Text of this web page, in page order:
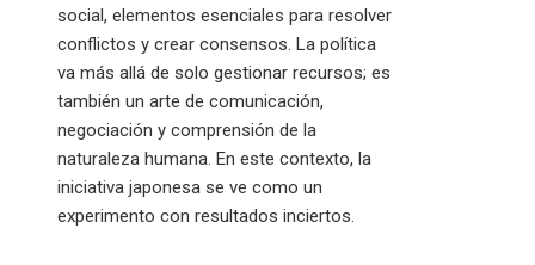
social, elementos esenciales para resolver
conflictos y crear consensos. La política
va más allá de solo gestionar recursos; es
también un arte de comunicación,
negociación y comprensión de la
naturaleza humana. En este contexto, la
iniciativa japonesa se ve como un
experimento con resultados inciertos.